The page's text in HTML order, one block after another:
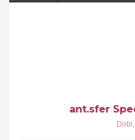
ant.sfer
Dobl ,